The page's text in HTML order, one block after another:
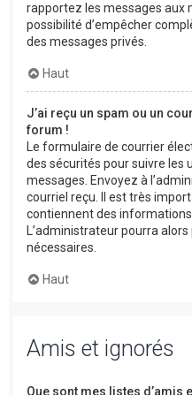
rapportez les messages aux
possibilité d’empêcher
des messages privés.
Haut
J’ai reçu un spam ou un
forum !
Le formulaire de courrier
des sécurités pour suivre les
messages. Envoyez à
courriel reçu. Il est très
contiennent des
L’administrateur pourra
nécessaires.
Haut
Amis et ignorés
Que sont mes listes d’amis